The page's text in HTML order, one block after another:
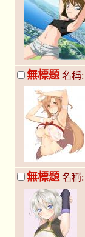
無標題 名稱:
無標題 名稱: